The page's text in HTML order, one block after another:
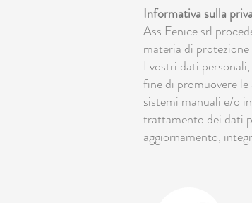
Informativa sulla
Ass Fenice srl
materia di
I vostri dati
fine di promuovere
sistemi manuali e/o
trattamento dei dati
aggiornamento,